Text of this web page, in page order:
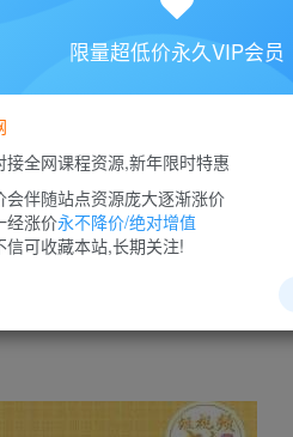
，请付费后查看
费
您当前未登录
限量超低价永久VIP会员
接全网课程资源,新年限时特惠
会伴随站点资源庞大逐渐涨价
经涨价永不降价/绝对增值
信可收藏本站,长期关注!